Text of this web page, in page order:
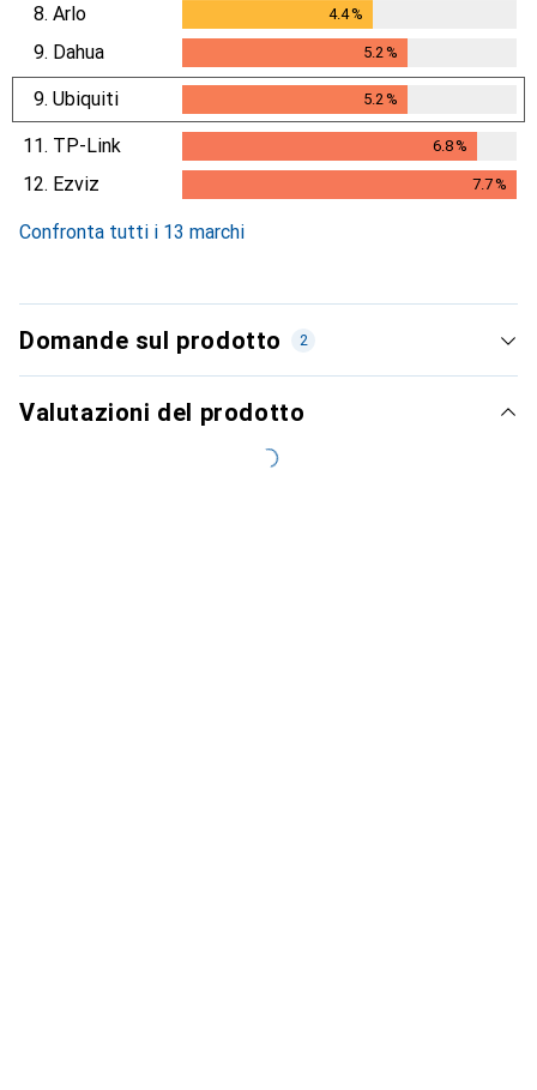
8. Arlo 4.4%
9. Dahua 5.2 %
9. Ubiquiti 5.2 %
11. TP-Link 6.8%
6.8%
12. Ezviz 7.7%
Confronta tutti i 13 marchi
Domande sul prodotto 2
Valutazioni del prodotto